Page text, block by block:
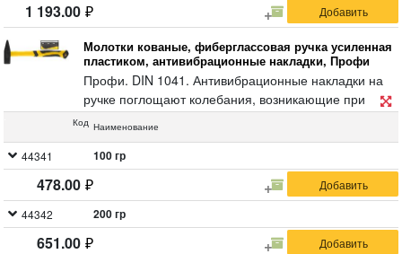
1 193.00
Молотки кованые, фиберглассовая ручка усиленная
пластиком, антивибрационные накладки, Профи
Профи. DIN 1041. Антивибрационные накладки на
ручке поглощают колебания, возникающие при
работе. Материал: кованая инструментальная сталь
прорезиненная ручка с добавлением пластика для
усиления конструкции.
Код Наименование
44341 100 гр
478.00
44342 200 гр
651.00